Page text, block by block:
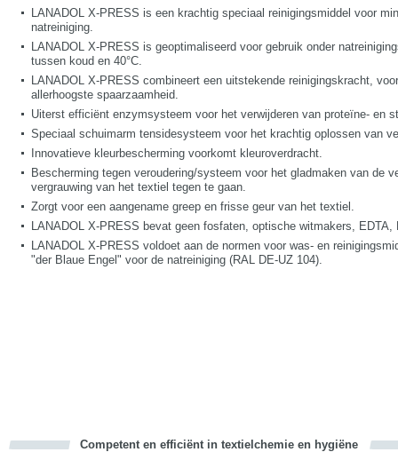
LANADOL X-PRESS is een krachtig speciaal reinigingsmiddel voor
natreiniging.
LANADOL X-PRESS is geoptimaliseerd voor gebruik onder
tussen koud en 40°C.
LANADOL X-PRESS combineert een uitstekende reinigingskracht,
allerhoogste spaarzaamheid.
Uiterst efficiënt enzymsysteem voor het verwijderen van proteïne- en
Speciaal schuimarm tensidesysteem voor het krachtig oplossen van
Innovatieve kleurbescherming voorkomt kleuroverdracht.
Bescherming tegen veroudering/systeem voor het gladmaken van de
vergrauwing van het textiel tegen te gaan.
Zorgt voor een aangename greep en frisse geur van het textiel.
LANADOL X-PRESS bevat geen fosfaten, optische witmakers,
LANADOL X-PRESS voldoet aan de normen voor was- en
"der Blaue Engel" voor de natreiniging (RAL DE-UZ 104).
Competent en efficiënt in textielchemie en hygiëne